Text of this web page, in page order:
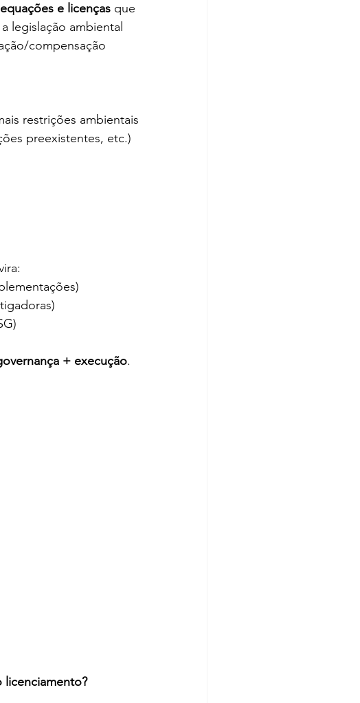
e licenças que
legislação ambiental
compensação
restrições ambientais
preexistentes, etc.)
+ execução.
licenciamento?